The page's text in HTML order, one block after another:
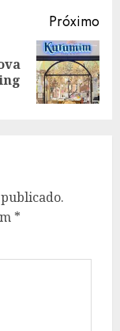
Próximo
*